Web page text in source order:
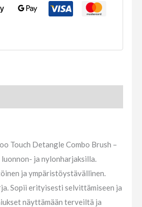
Touch Detangle Combo Brush –
ja nylonharjaksilla.
ja ympäristöystävällinen.
Sopii erityisesti selvittämiseen ja
näyttämään terveiltä ja